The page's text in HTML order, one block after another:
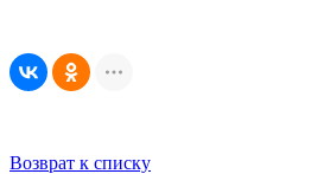
Возврат к списку